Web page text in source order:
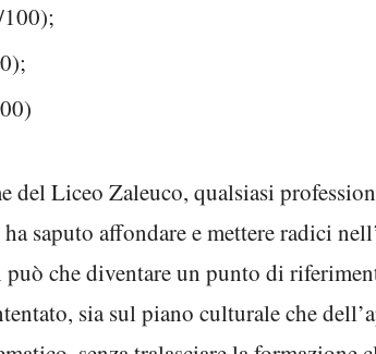
del Liceo Zaleuco, qualsiasi
saputo affondare e mettere radici
che diventare un punto di
sia sul piano culturale che